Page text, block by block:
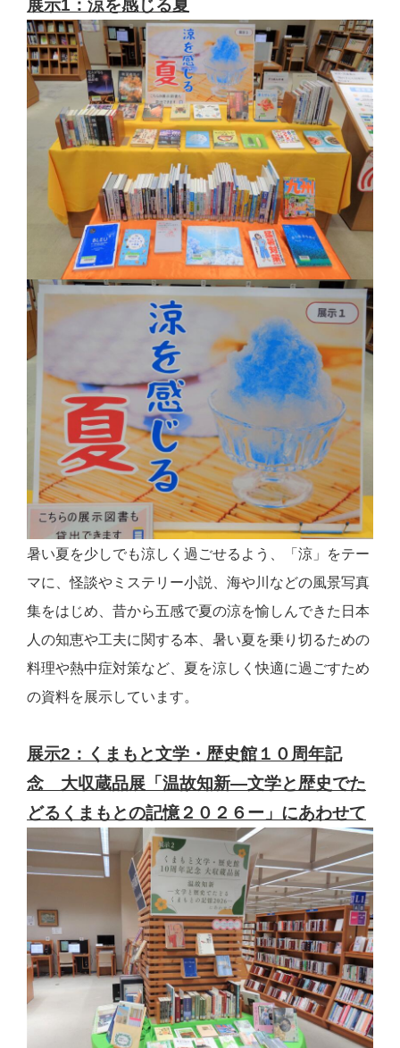
展示1：涼を感じる夏
暑い夏を少しでも涼しく過ごせるよう、「涼」をテー
マに、怪談やミステリー小説、海や川などの風景写真
集をはじめ、昔から五感で夏の涼を愉しんできた日本
人の知恵や工夫に関する本、暑い夏を乗り切るための
料理や熱中症対策など、夏を涼しく快適に過ごすため
の資料を展示しています。
展示2：くまもと文学・歴史館１０周年記
念 大収蔵品展「温故知新―文学と歴史でた
どるくまもとの記憶２０２６ー」にあわせて